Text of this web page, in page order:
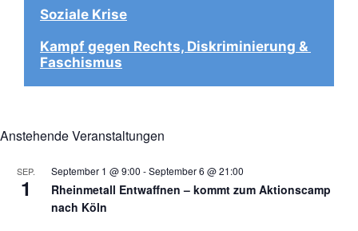
Soziale Krise
Kampf gegen Rechts, Diskriminierung &
Faschismus
Anstehende Veranstaltungen
SEP.
1
September 1 @ 9:00 -September 6 @ 21:00
Rheinmetall Entwaffnen – kommt zum Aktionscamp
nach Köln